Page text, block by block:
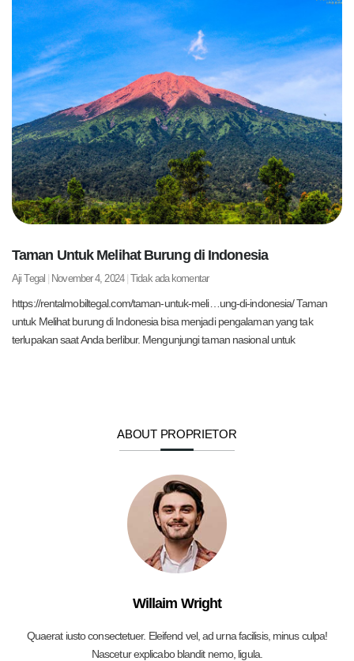
Taman Untuk Melihat Burung di Indonesia
Aji Tegal November 4, 2024 Tidak ada komentar
https://rentalmobiltegal.com/taman-untuk-meli…ung-di-indonesia/ Taman
untuk Melihat burung di Indonesia bisa menjadi pengalaman yang tak
terlupakan saat Anda berlibur. Mengunjungi taman nasional untuk
ABOUT PROPRIETOR
Willaim Wright
Quaerat iusto consectetuer. Eleifend vel, ad urna facilisis, minus culpa!
Nascetur explicabo blandit nemo, ligula.